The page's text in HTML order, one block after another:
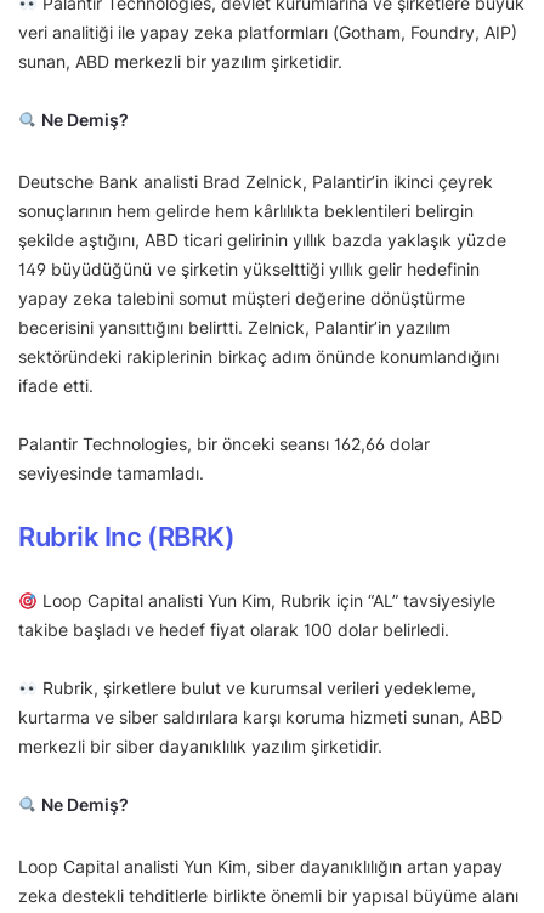
veri analitiği ile yapay zeka platformları (Gotham, Foundry, AIP)
sunan, ABD merkezli bir yazılım şirketidir.
Ne Demiş?
Deutsche Bank analisti Brad Zelnick, Palantir’in ikinci çeyrek
sonuçlarının hem gelirde hem kârlılıkta beklentileri belirgin
şekilde aştığını, ABD ticari gelirinin yıllık bazda yaklaşık yüzde
149 büyüdüğünü ve şirketin yükselttiği yıllık gelir hedefinin
yapay zeka talebini somut müşteri değerine dönüştürme
becerisini yansıttığını belirtti. Zelnick, Palantir’in yazılım
sektöründeki rakiplerinin birkaç adım önünde konumlandığını
ifade etti.
Palantir Technologies, bir önceki seansı 162,66 dolar
seviyesinde tamamladı.
Rubrik Inc (RBRK)
Loop Capital analisti Yun Kim, Rubrik için “AL” tavsiyesiyle
takibe başladı ve hedef fiyat olarak 100 dolar belirledi.
Rubrik, şirketlere bulut ve kurumsal verileri yedekleme,
kurtarma ve siber saldırılara karşı koruma hizmeti sunan, ABD
merkezli bir siber dayanıklılık yazılım şirketidir.
Ne Demiş?
Loop Capital analisti Yun Kim, siber dayanıklılığın artan yapay
zeka destekli tehditlerle birlikte önemli bir yapısal büyüme alanı